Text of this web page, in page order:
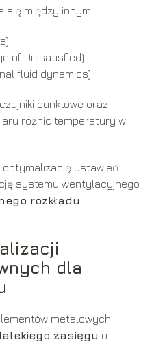
się między innymi:
of Dissatisfied)
fluid dynamics)
punktowe oraz
różnic temperatury w
optymalizację ustawień
systemu wentylacyjnego
rozkładu
dla
metalowych
zasięgu o